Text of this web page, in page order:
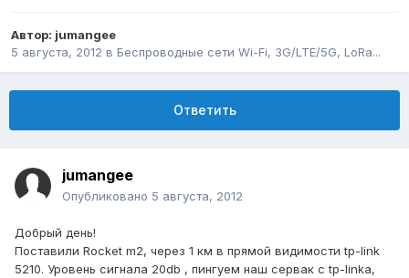
Автор: jumangee
5 августа, 2012 в Беспроводные сети Wi-Fi, 3G/LTE/5G, LoRa...
Ответить
jumangee
Опубликовано 5 августа, 2012
Добрый день!
Поставили Rocket m2, через 1 км в прямой видимости tp-link
5210. Уровень сигнала 20db , пингуем наш сервак c tp-linka,